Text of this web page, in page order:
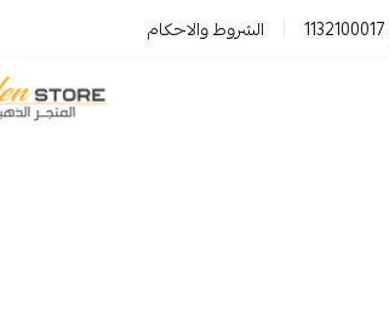
الشروط والاحكام
المتجر